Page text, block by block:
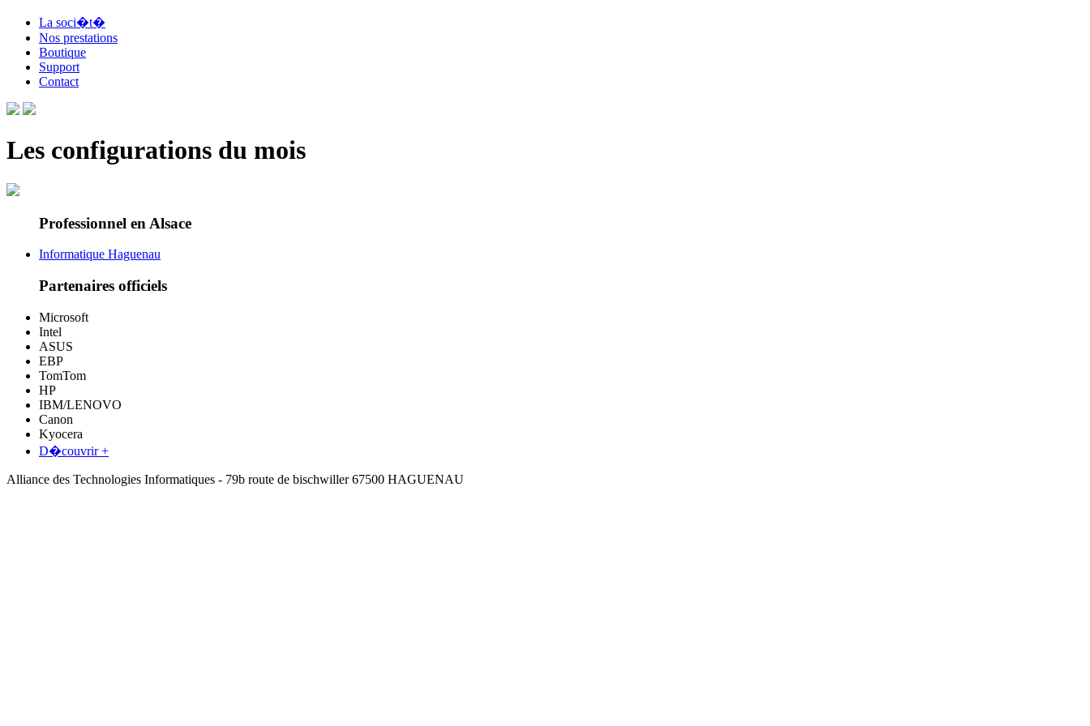
La soci�t�
Nos prestations
Boutique
Support
Contact
Les configurations du mois
Professionnel en Alsace
Informatique Haguenau
Partenaires officiels
Microsoft
Intel
ASUS
EBP
TomTom
HP
IBM/LENOVO
Canon
Kyocera
D�couvrir +
Alliance des Technologies Informatiques - 79b route de bischwiller 67500 HAGUENAU